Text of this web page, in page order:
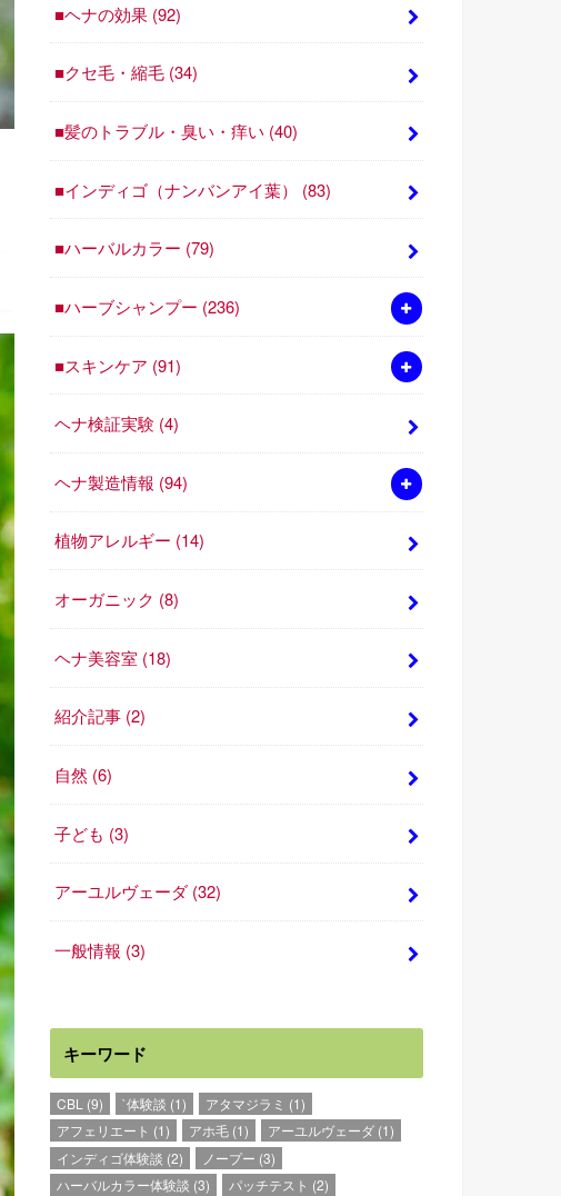
■ヘナの効果 (92)
■クセ毛・縮毛 (34)
■髪のトラブル・臭い・痒い (40)
■インディゴ（ナンバンアイ葉） (83)
■ハーバルカラー (79)
■ハーブシャンプー (236)
■スキンケア (91)
ヘナ検証実験 (4)
ヘナ製造情報 (94)
植物アレルギー (14)
オーガニック (8)
ヘナ美容室 (18)
紹介記事 (2)
自然 (6)
子ども (3)
アーユルヴェーダ(32)
一般情報 (3)
キーワード
CBL (9) `体験談 (1) アタマジラミ (1)
アフェリエート (1) アホ毛 (1) アーユルヴェーダ (1)
インディゴ体験談 (2) ノープー (3)
ハーバルカラー体験談 (3) パッチテスト (2)